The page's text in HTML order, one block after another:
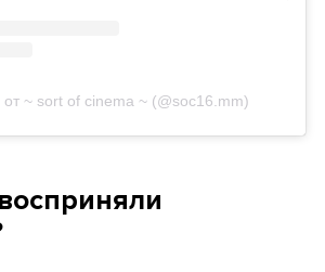
от ~ sort of cinema ~ (@soc16.mm)